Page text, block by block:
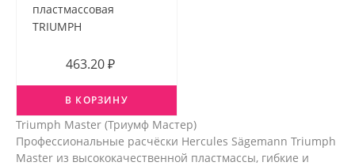
пластмассовая
TRIUMPH
463.20 ₽
В КОРЗИНУ
Triumph Master (Триумф Мастер)
Профессиональные расчёски Hercules Sägemann Triumph
Master из высококачественной пластмассы, гибкие и